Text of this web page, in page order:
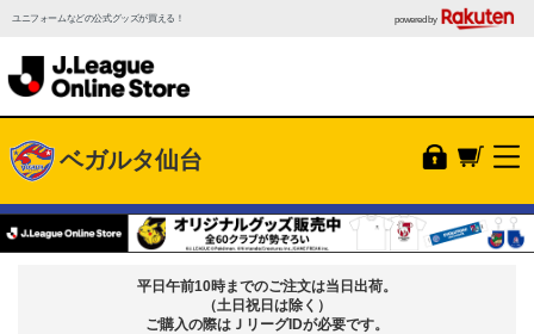
ユニフォームなどの公式グッズが買える！ powered by
ベガルタ仙台
平日午前10時までのご注文は当日出荷。
（土日祝日は除く）
ご購入の際はＪリーグIDが必要です。